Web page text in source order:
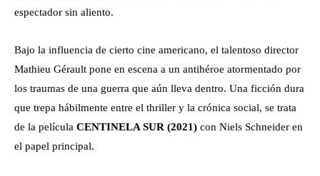
espectador sin aliento.
Bajo la influencia de cierto cine americano, el talentoso director
Mathieu Gérault pone en escena a un antihéroe atormentado por
los traumas de una guerra que aún lleva dentro. Una ficción dura
que trepa hábilmente entre el thriller y la crónica social, se trata
de la película CENTINELA SUR (2021) con Niels Schneider en
el papel principal.